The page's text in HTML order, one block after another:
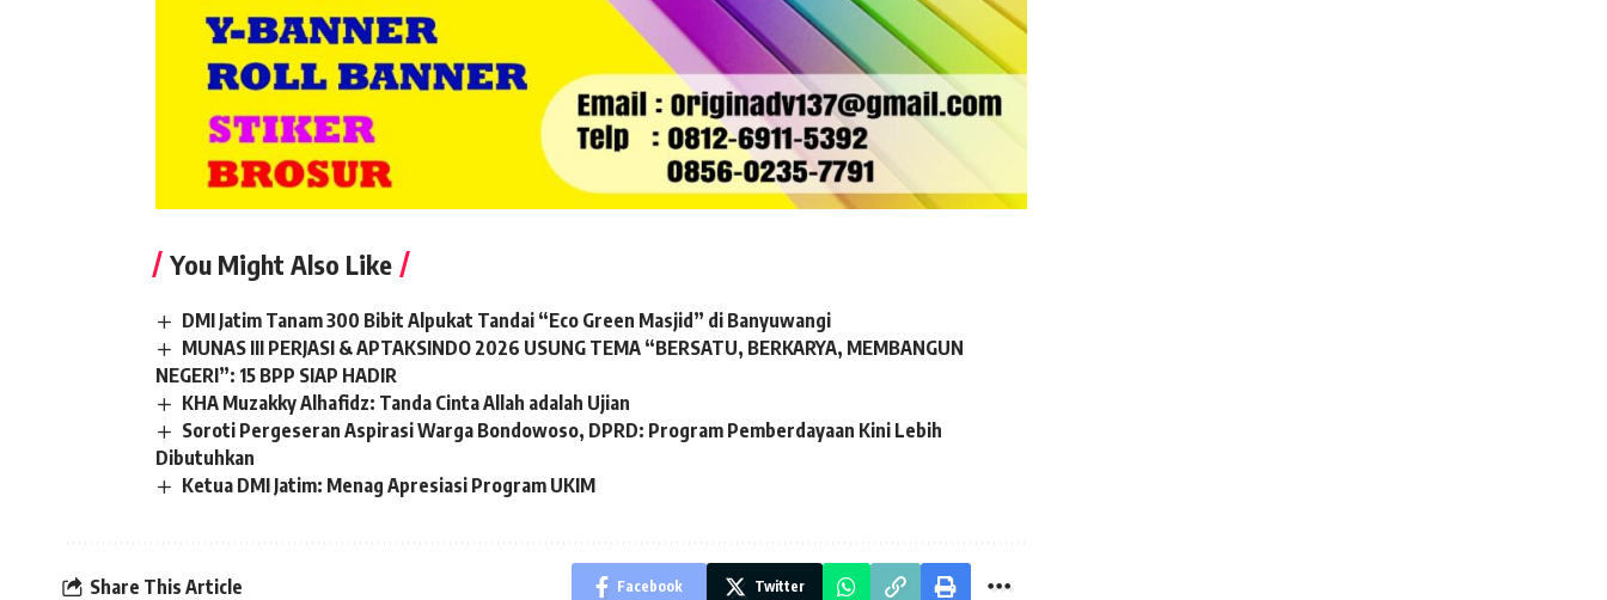
You Might Also Like
DMI Jatim Tanam 300 Bibit Alpukat Tandai “Eco Green Masjid” di Banyuwangi
MUNAS III PERJASI & APTAKSINDO 2026 USUNG TEMA “BERSATU, BERKARYA, MEMBANGUN
NEGERI”: 15 BPP SIAP HADIR
KHA Muzakky Alhafidz: Tanda Cinta Allah adalah Ujian
Soroti Pergeseran Aspirasi Warga Bondowoso, DPRD: Program Pemberdayaan Kini Lebih
Dibutuhkan
Ketua DMI Jatim: Menag Apresiasi Program UKIM
Share This Article Facebook Twitter